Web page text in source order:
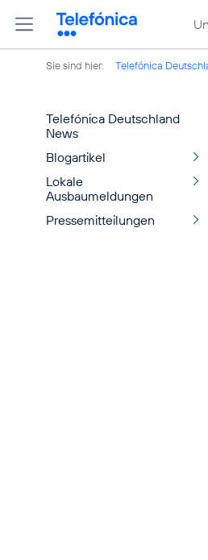
Sie sind hier: Telefónica
Telefónica Deutschland
News
Blogartikel
Lokale
Ausbaumeldungen
Pressemitteilungen